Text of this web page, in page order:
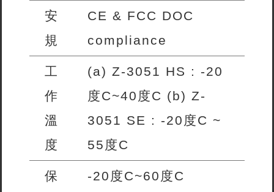
安
規
CE & FCC DOC
compliance
工
作
溫
度
(a) Z-3051 HS : -20
度C~40度C (b) Z-
3051 SE : -20度C ~
55度C
保
-20度C~60度C